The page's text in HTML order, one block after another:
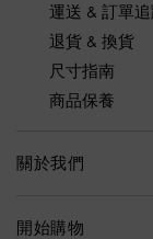
運送 & 訂單
退貨 & 換貨
尺寸指南
商品保養
關於我們
開始購物